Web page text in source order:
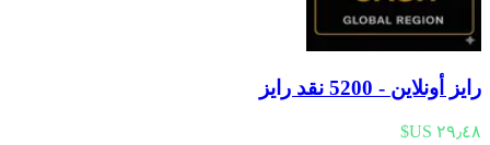
رايز أونلاين - 5200 نقد رايز